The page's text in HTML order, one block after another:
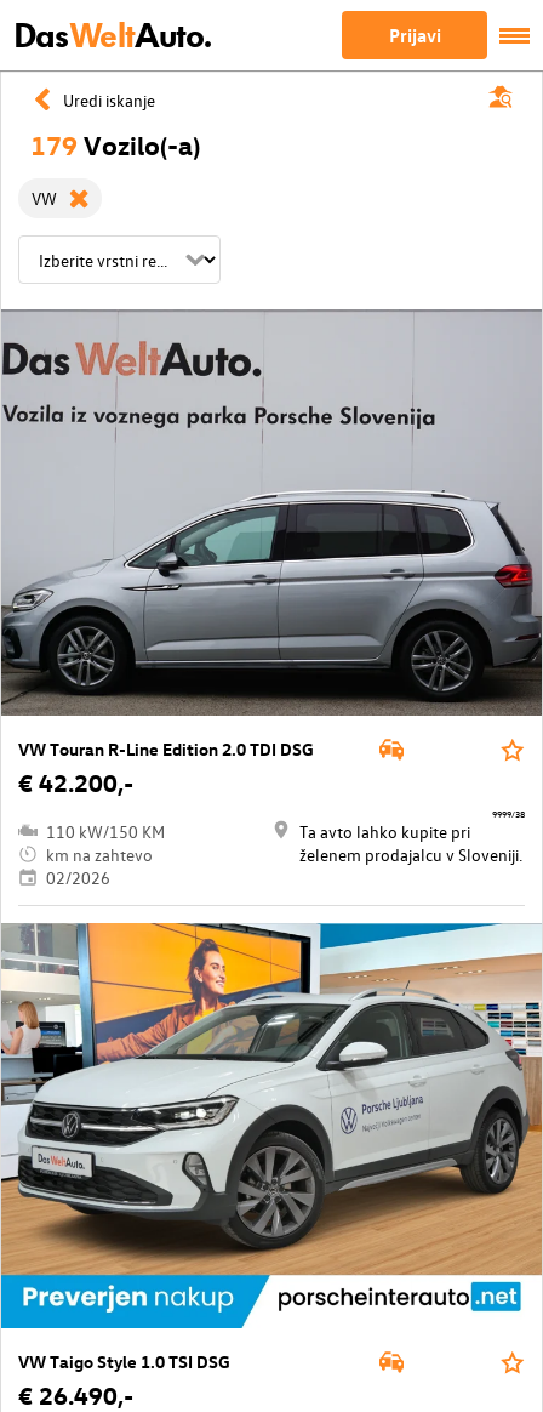
DasWeltAuto. Prijavi
Uredi iskanje
179 Vozilo(-a)
VW
VW Touran R-Line Edition 2.0 TDI DSG
€ 42.200,-
110 kW/150 KM
km na zahtevo
02/2026
Ta avto lahko kupite pri
želenem prodajalcu v Sloveniji.
9999/38
VW Taigo Style 1.0 TSI DSG
€ 26.490,-